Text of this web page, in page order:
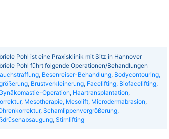
Pohl ist eine Praxisklinik mit Sitz in Hannover
Pohl führt folgende Operationen/Behandlungen
, Besenreiser-Behandlung, Bodycontouring,
, Brustverkleinerung, Facelifting, Biofacelifting,
Operation, Haartransplantation,
, Mesotherapie, Mesolift, Microdermabrasion,
, Schamlippenvergrößerung,
, Stirnlifting